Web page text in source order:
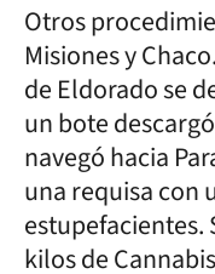
Otros
Misiones y
de Eldorado se
un bote
navegó hacia
una requisa con
estupefacientes.
kilos de